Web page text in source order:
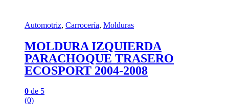
Automotriz, Carrocería, Molduras
MOLDURA IZQUIERDA
PARACHOQUE TRASERO
ECOSPORT 2004-2008
0 de 5
(0)